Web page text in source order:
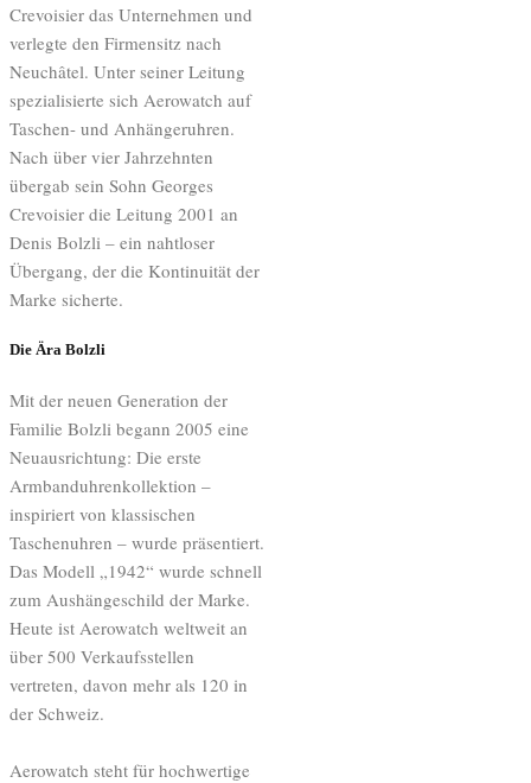
Crevoisier das Unternehmen und
verlegte den Firmensitz nach
Neuchâtel. Unter seiner Leitung
spezialisierte sich Aerowatch auf
Taschen- und Anhängeruhren.
Nach über vier Jahrzehnten
übergab sein Sohn Georges
Crevoisier die Leitung 2001 an
Denis Bolzli – ein nahtloser
Übergang, der die Kontinuität der
Marke sicherte.
Die Ära Bolzli
Mit der neuen Generation der
Familie Bolzli begann 2005 eine
Neuausrichtung: Die erste
Armbanduhrenkollektion –
inspiriert von klassischen
Taschenuhren – wurde präsentiert.
Das Modell „1942“ wurde schnell
zum Aushängeschild der Marke.
Heute ist Aerowatch weltweit an
über 500 Verkaufsstellen
vertreten, davon mehr als 120 in
der Schweiz.
Aerowatch steht für hochwertige